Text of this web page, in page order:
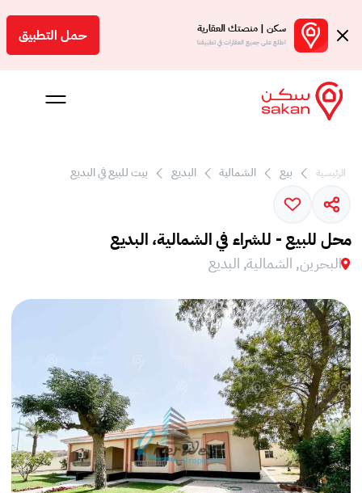
سكن | منصتك العقارية
اطلع على جميع العقارات في تطبيقنا حمل التطبيق
الرئيسية بيع الشمالية البديع بيت للبيع في البديع
محل للبيع - للشراء في الشمالية، البديع
البحرين, الشمالية, البديع